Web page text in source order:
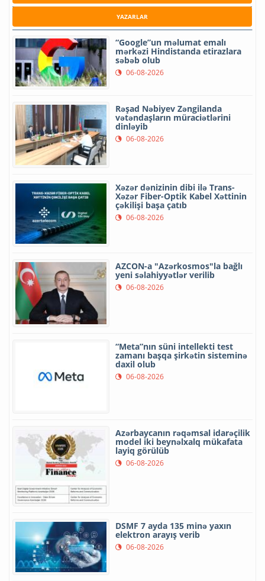
YAZARLAR
“Google”un məlumat emalı
mərkəzi Hindistanda etirazlara
səbəb olub
06-08-2026
Rəşad Nəbiyev Zəngilanda
vətəndaşların müraciətlərini
dinləyib
06-08-2026
Xəzər dənizinin dibi ilə Trans-
Xəzər Fiber-Optik Kabel Xəttinin
çəkilişi başa çatıb
06-08-2026
AZCON-a "Azərkosmos"la bağlı
yeni səlahiyyətlər verilib
06-08-2026
“Meta”nın süni intellekti test
zamanı başqa şirkətin sisteminə
daxil olub
06-08-2026
Azərbaycanın rəqəmsal idarəçilik
model iki beynəlxalq mükafata
layiq görülüb
06-08-2026
DSMF 7 ayda 135 minə yaxın
elektron arayış verib
06-08-2026